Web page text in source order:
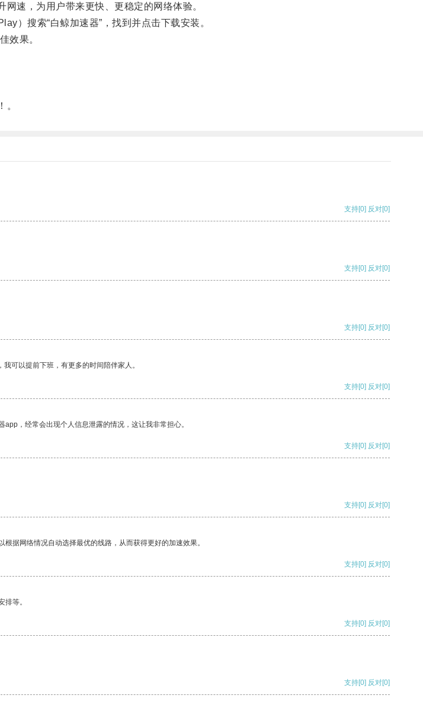
速，为用户带来更快、更稳定的网络体验。
搜索“白鲸加速器”，找到并点击下载安装。
效果。
支持[0] 反对[0]
支持[0] 反对[0]
支持[0] 反对[0]
可以提前下班，有更多的时间陪伴家人。
支持[0] 反对[0]
，经常会出现个人信息泄露的情况，这让我非常担心。
支持[0] 反对[0]
支持[0] 反对[0]
据网络情况自动选择最优的线路，从而获得更好的加速效果。
支持[0] 反对[0]
等。
支持[0] 反对[0]
支持[0] 反对[0]